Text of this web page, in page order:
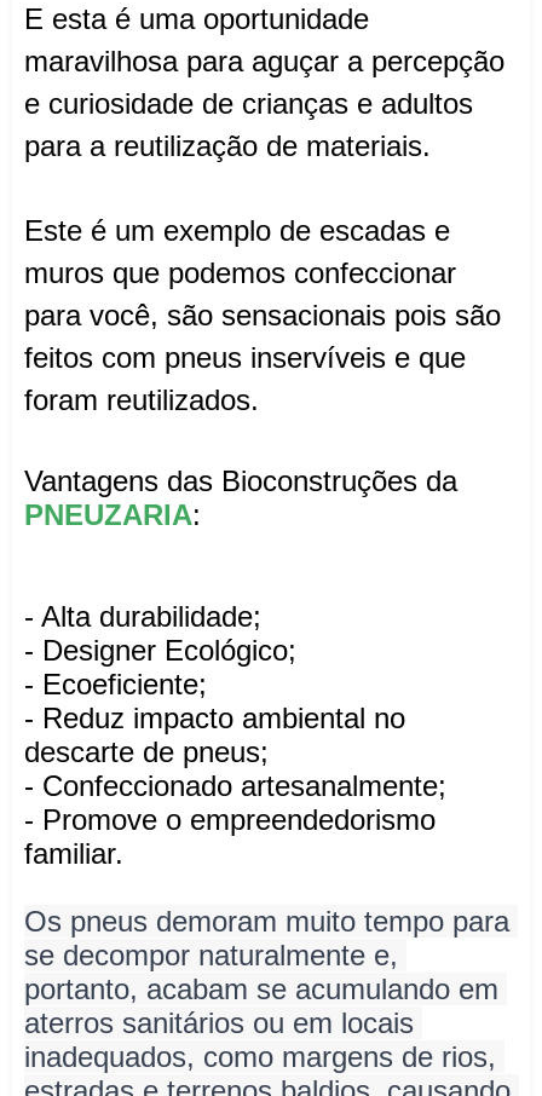
E esta é uma oportunidade
maravilhosa para aguçar a percepção
e curiosidade de crianças e adultos
para a reutilização de materiais.
Este é um exemplo de escadas e
muros que podemos confeccionar
para você, são sensacionais pois são
feitos com pneus inservíveis e que
foram reutilizados.
Vantagens das Bioconstruções da
PNEUZARIA:
- Alta durabilidade;
- Designer Ecológico;
- Ecoeficiente;
- Reduz impacto ambiental no
descarte de pneus;
- Confeccionado artesanalmente;
- Promove o empreendedorismo
familiar.
Os pneus demoram muito tempo para
se decompor naturalmente e,
portanto, acabam se acumulando em
aterros sanitários ou em locais
inadequados, como margens de rios,